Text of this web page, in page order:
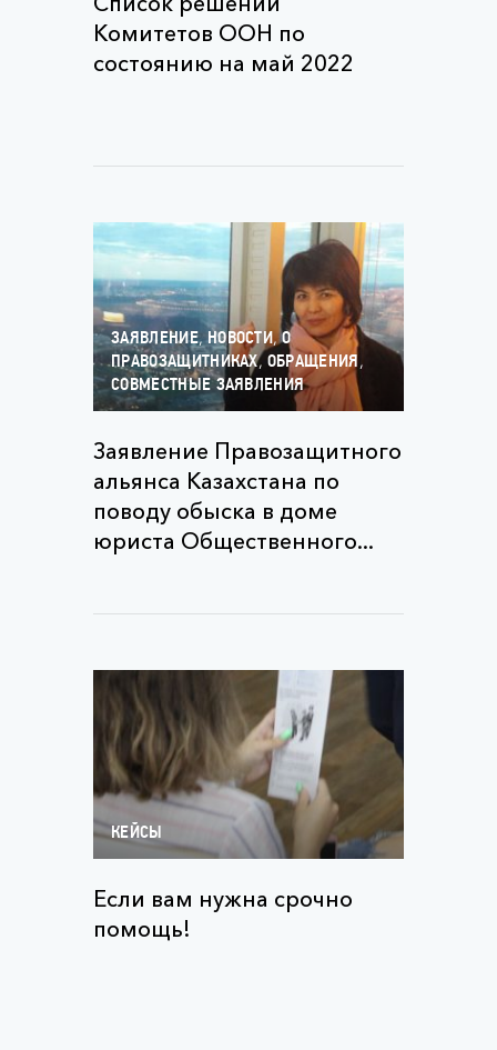
Комитетов ООН по
состоянию на май 2022
ЗАЯВЛЕНИЕ,НОВОСТИ,О
ПРАВОЗАЩИТНИКАХ, ОБРАЩЕНИЯ,
СОВМЕСТНЫЕ ЗАЯВЛЕНИЯ
Заявление Правозащитного
альянса Казахстана по
поводу обыска в доме
юриста Общественного...
КЕЙСЫ
Если вам нужна срочно
помощь!